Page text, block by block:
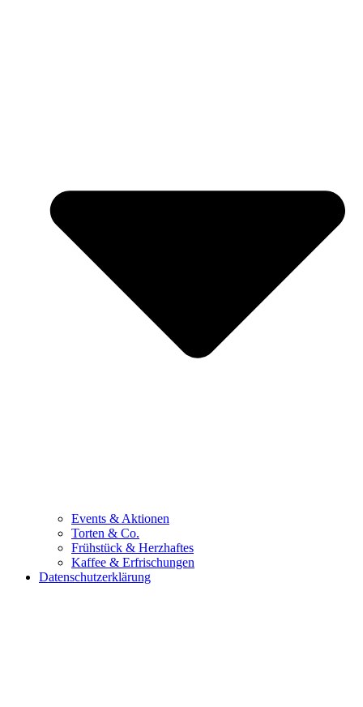
Events & Aktionen
Torten & Co.
Frühstück & Herzhaftes
Kaffee & Erfrischungen
Datenschutzerklärung